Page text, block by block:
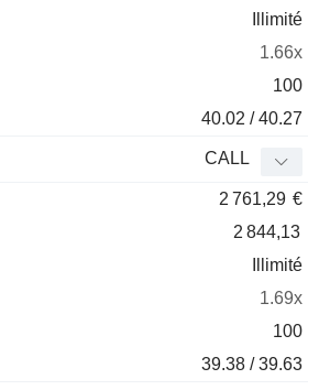
Illimité
1.66x
100
40.02 / 40.27
CALL
2 761,29 €
2 844,13
Illimité
1.69x
100
39.38 / 39.63